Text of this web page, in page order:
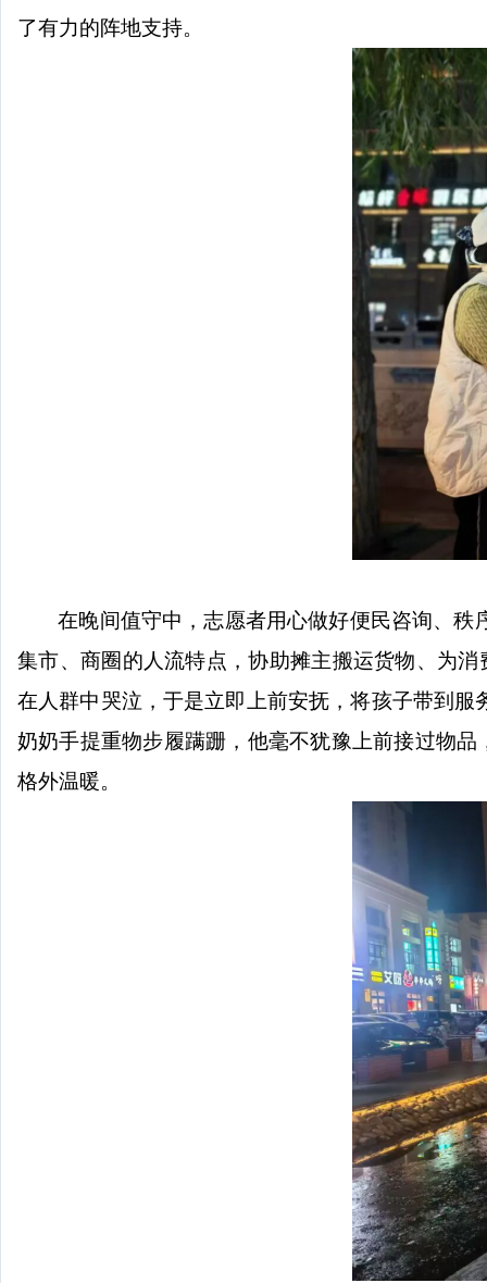
了有力的阵地支持。
在晚间值守中，志愿者用心做好便民咨询、
集市、商圈的人流特点，协助摊主搬运货物、为
在人群中哭泣，于是立即上前安抚，将孩子带到
奶奶手提重物步履蹒跚，他毫不犹豫上前接过物
格外温暖。